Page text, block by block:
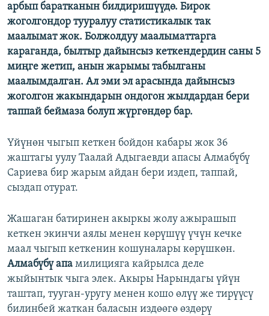
арбып баратканын билдиришүүдө. Бирок
жоголгондор тууралуу статистикалык так
маалымат жок. Болжолдуу маалыматтарга
караганда, былтыр дайынсыз кеткендердин саны 5
миңге жетип, анын жарымы табылганы
маалымдалган. Ал эми эл арасында дайынсыз
жоголгон жакындарын ондогон жылдардан бери
таппай беймаза болуп жүргөндөр бар.
Үйүнөн чыгып кеткен бойдон кабары жок 36
жаштагы уулу Таалай Адыгаевди апасы Алмабүбү
Сариева бир жарым айдан бери издеп, таппай,
сыздап отурат.
Жашаган батиринен акыркы жолу ажырашып
кеткен экинчи аялы менен көрүшүү үчүн кечке
маал чыгып кеткенин кошуналары көрүшкөн.
Алмабүбү апа милицияга кайрылса деле
жыйынтык чыга элек. Акыры Нарындагы үйүн
таштап, тууган-уругу менен кошо өлүү же тирүүсү
билинбей жаткан баласын издөөгө өздөрү